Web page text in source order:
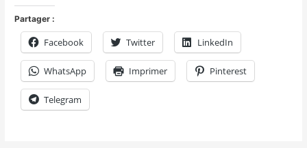
Partager :
Facebook Twitter LinkedIn
WhatsApp Imprimer Pinterest
Telegram